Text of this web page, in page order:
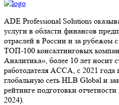
ADE Professional Solutions
услуги в области финансов
отраслей в России и за рубежом
ТОП-100 консалтинговых
Аналитика», более 10 лет носит
работодателя ACCA, с 2021 года
глобальную сеть HLB Global и
рейтинге подготовки
2024).